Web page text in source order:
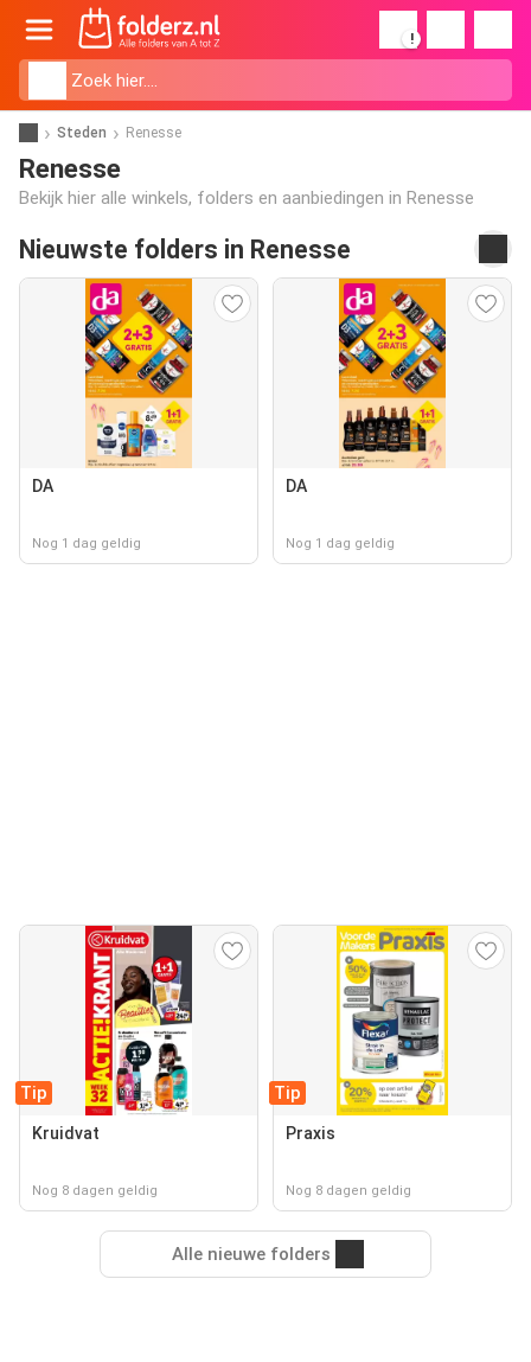
!
Steden Renesse
Renesse
Bekijk hier alle winkels, folders en aanbiedingen in Renesse
Nieuwste folders in Renesse
DA
Nog 1 dag geldig
DA
Nog 1 dag geldig
Tip
Kruidvat
Nog 8 dagen geldig
Tip
Praxis
Nog 8 dagen geldig
Alle nieuwe folders